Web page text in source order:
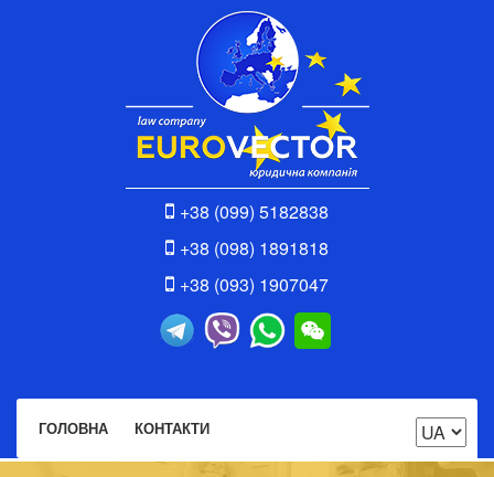
+38 (099) 5182838
+38 (098) 1891818
+38 (093) 1907047
ГОЛОВНА КОНТАКТИ